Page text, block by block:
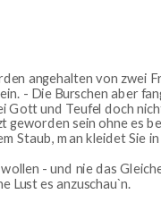
angehalten von
- Die Burschen aber
Gott und Teufel doch
sein ohne es
Staub, man kleidet Sie
- und nie das
Lust es anzuschau`n.